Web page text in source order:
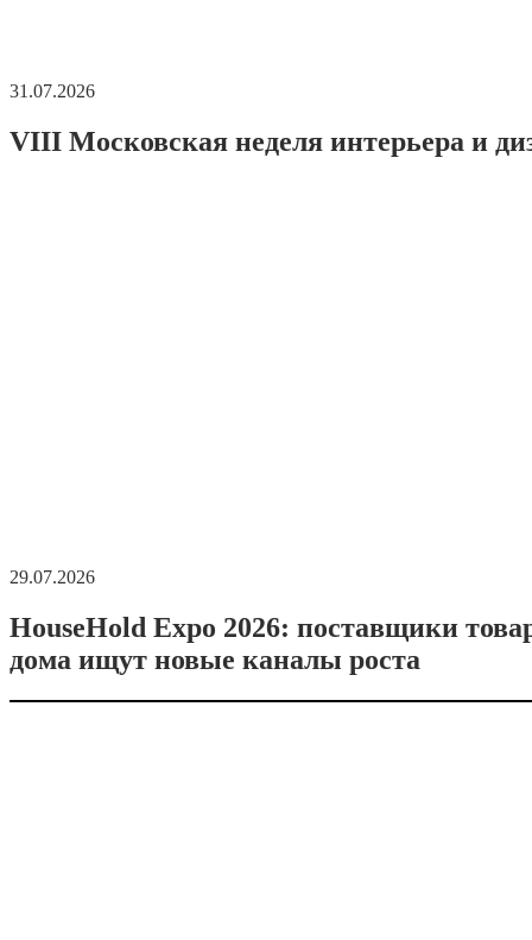
31.07.2026
VIII Московская неделя интерьера и
29.07.2026
HouseHold Expo 2026: поставщики
дома ищут новые каналы роста